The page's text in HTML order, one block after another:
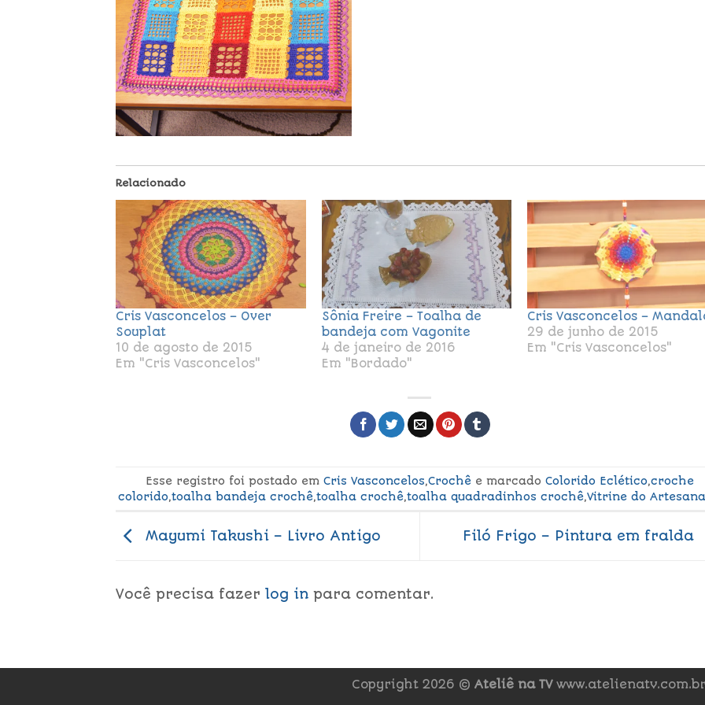
Relacionado
Cris Vasconcelos – Over
Souplat
10 de agosto de 2015
Em "Cris Vasconcelos"
Sônia Freire – Toalha de
bandeja com Vagonite
4 de janeiro de 2016
Em "Bordado"
Cris Vasconcelos –
29 de junho de 2015
Em "Cris Vasconcelos"
Esse registro foi postado em Cris Vasconcelos,Crochêe marcado Colorido Eclético,croche
colorido,toalha bandeja crochê,toalha crochê,toalha quadradinhos crochê,Vitrine do
Mayumi Takushi – Livro Antigo Filó Frigo – Pintura em fralda
Você precisa fazer log in para comentar.
Copyright 2026 © Ateliê na TV